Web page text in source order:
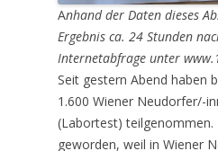
Anhand der Daten dieses
Ergebnis ca. 24 Stunden
Internetabfrage unter
Seit gestern Abend haben
1.600 Wiener Neudorfer/-
(Labortest)
geworden, weil in Wiener